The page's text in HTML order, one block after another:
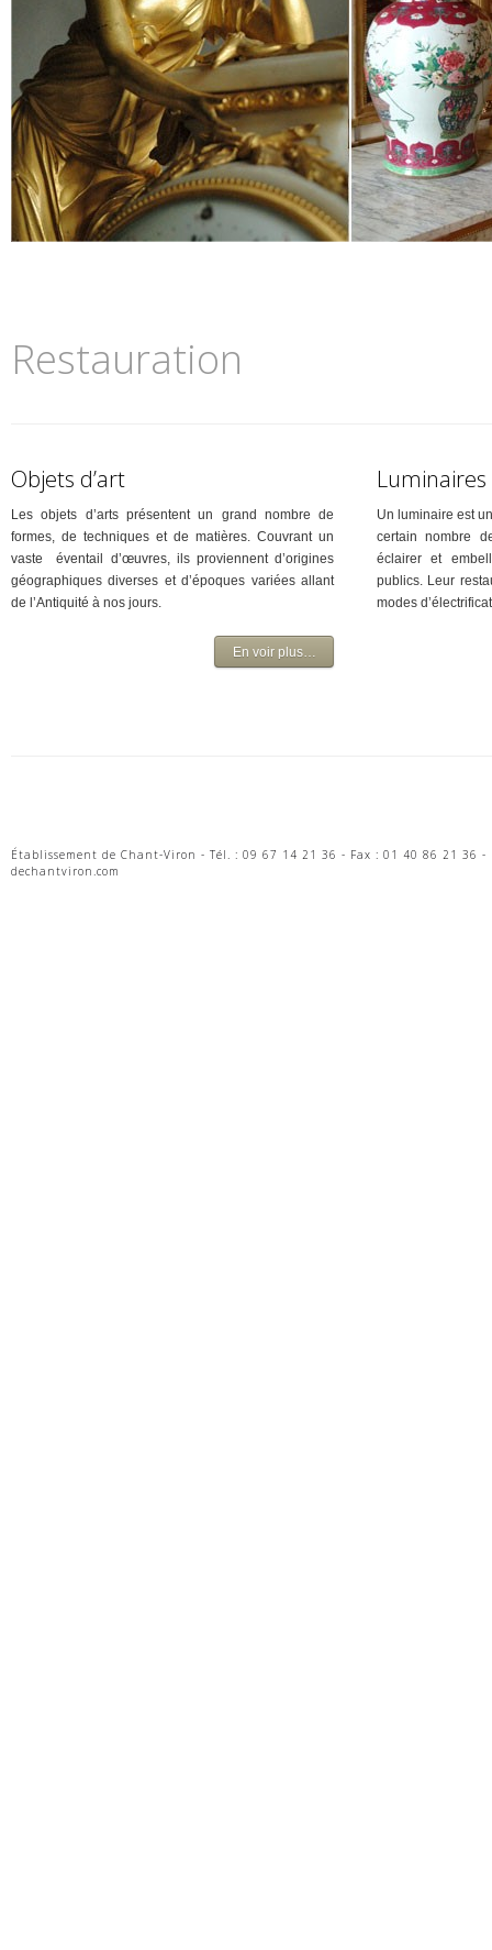
Restauration
Objets d’art
Les objets d’arts présentent un grand nombre de
formes, de techniques et de matières. Couvrant un
vaste éventail d’œuvres, ils proviennent d’origines
géographiques diverses et d’époques variées allant
de l’Antiquité à nos jours.
En voir plus…
Luminaires
Un luminaire est
certain nombre
éclairer et
publics. Leur
modes
Établissement de Chant-Viron - Tél. : 09 67 14 21 36 - Fax : 01 40 86 21 36
dechantviron.com